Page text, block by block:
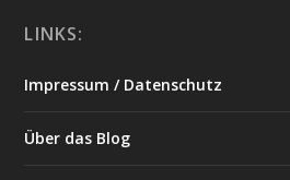
LINKS:
Impressum / Datenschutz
Über das Blog